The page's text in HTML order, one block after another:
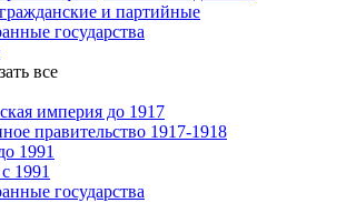
и партийные
государства
все
империя до 1917
правительство 1917-1918
1991
1991
государства